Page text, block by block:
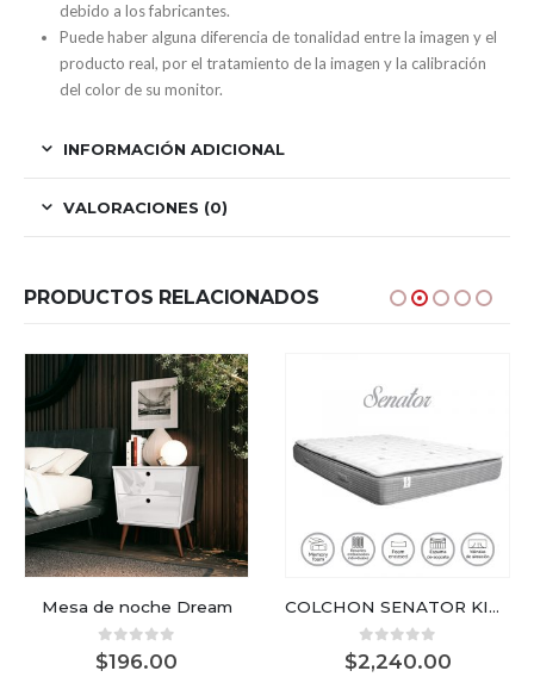
debido a los fabricantes.
Puede haber alguna diferencia de tonalidad entre la imagen y el
producto real, por el tratamiento de la imagen y la calibración
del color de su monitor.
INFORMACIÓN ADICIONAL
VALORACIONES (0)
PRODUCTOS RELACIONADOS
Mesa de noche Dream
0out of 5
$196.00
COLCHON SENATOR KING
0 out of 5
$2,240.00